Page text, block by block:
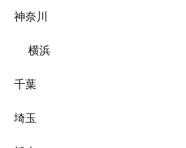
神奈川
横浜
千葉
埼玉